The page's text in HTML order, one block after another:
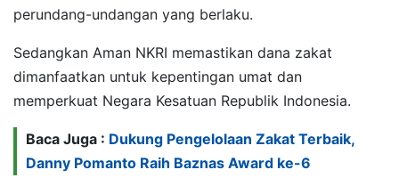
perundang-undangan yang berlaku.
Sedangkan Aman NKRI memastikan dana zakat
dimanfaatkan untuk kepentingan umat dan
memperkuat Negara Kesatuan Republik Indonesia.
Baca Juga : Dukung Pengelolaan Zakat Terbaik,
Danny Pomanto Raih Baznas Award ke-6